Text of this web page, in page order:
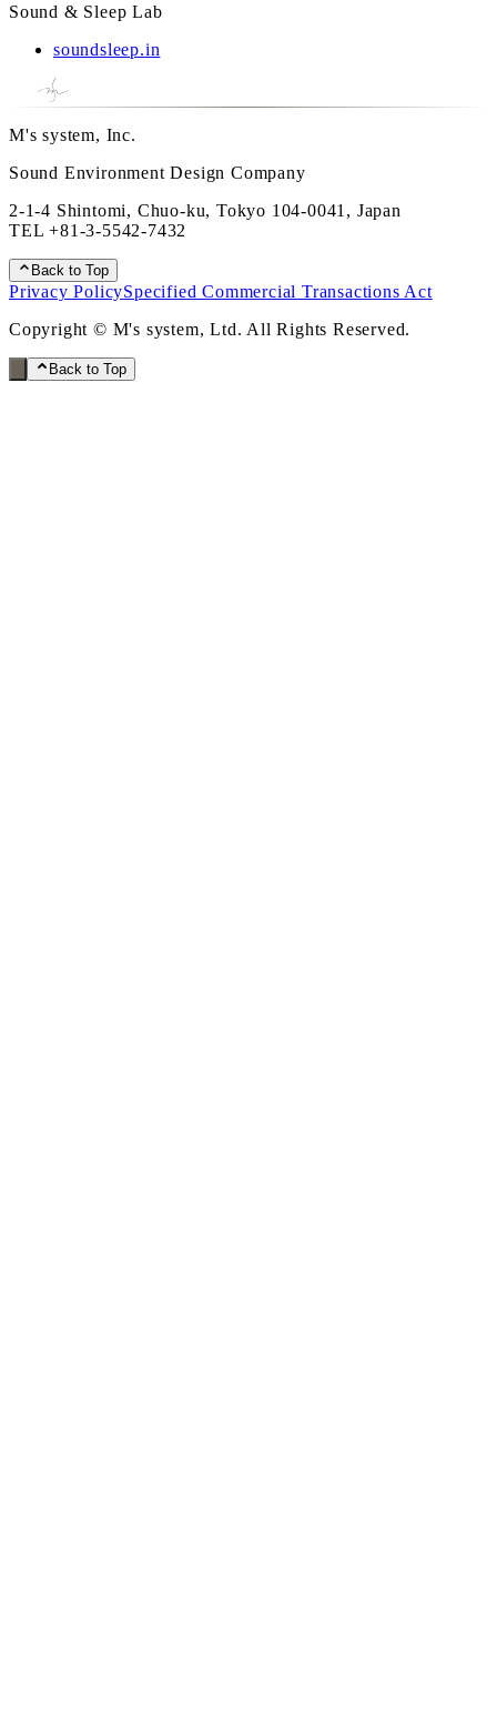
Sound & Sleep Lab
soundsleep.in
M's system, Inc.
Sound Environment Design Company
2-1-4 Shintomi, Chuo-ku, Tokyo 104-0041, Japan
TEL+81-3-5542-7432
Back to Top
Privacy PolicySpecified Commercial Transactions Act
Copyright © M's system, Ltd. All Rights Reserved.
Back to Top